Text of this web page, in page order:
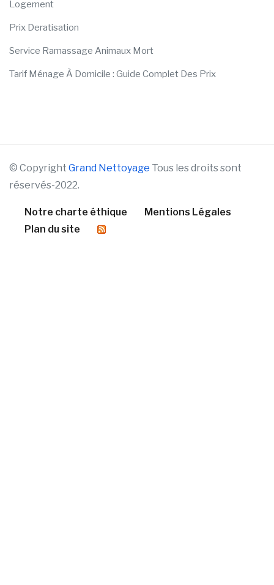
Logement
Prix Deratisation
Service Ramassage Animaux Mort
Tarif Ménage À Domicile : Guide Complet Des Prix
© Copyright Grand Nettoyage Tous les droits sont
réservés-2022.
Notre charte éthique
Mentions Légales
Plan du site